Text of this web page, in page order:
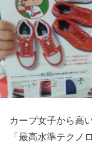
カープ女子から高
「最高水準テクノ